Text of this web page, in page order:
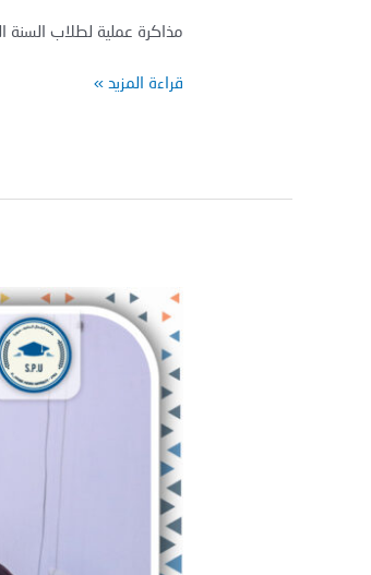
مذاكرة عملية لطلاب السنة الثانية
قراءة المزيد »
مذاكرة
تحريرية
لطلاب
كلية
العلوم
الصحية
قسم
التخدير
السنة
الأولى
مقرر